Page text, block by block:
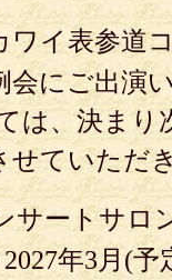
ワイ表参道
会にご出演
は、決まり
せていただ
サートサロ
年3月(予